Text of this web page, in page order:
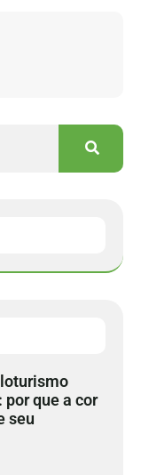
por que a cor
seu